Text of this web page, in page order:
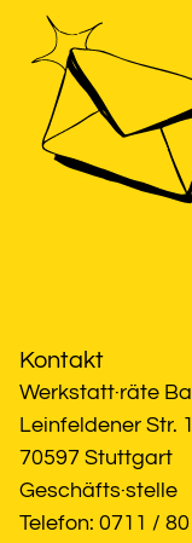
Kontakt
Werkstatt·räte
Leinfeldener Str. 1
70597 Stuttgart
Geschäfts·stelle
Telefon: 0711 /